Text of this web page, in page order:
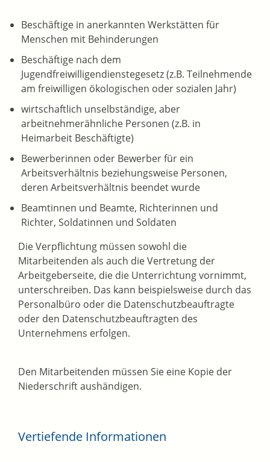
Beschäftige in anerkannten Werkstätten für
Menschen mit Behinderungen
Beschäftige nach dem
Jugendfreiwilligendienstegesetz (z.B. Teilnehmende
am freiwilligen ökologischen oder sozialen Jahr)
wirtschaftlich unselbständige, aber
arbeitnehmerähnliche Personen (z.B. in
Heimarbeit Beschäftigte)
Bewerberinnen oder Bewerber für ein
Arbeitsverhältnis beziehungsweise Personen,
deren Arbeitsverhältnis beendet wurde
Beamtinnen und Beamte, Richterinnen und
Richter, Soldatinnen und Soldaten
Die Verpflichtung müssen sowohl die
Mitarbeitenden als auch die Vertretung der
Arbeitgeberseite, die die Unterrichtung vornimmt,
unterschreiben. Das kann beispielsweise durch das
Personalbüro oder die Datenschutzbeauftragte
oder den Datenschutzbeauftragten des
Unternehmens erfolgen.
Den Mitarbeitenden müssen Sie eine Kopie der
Niederschrift aushändigen.
Vertiefende Informationen